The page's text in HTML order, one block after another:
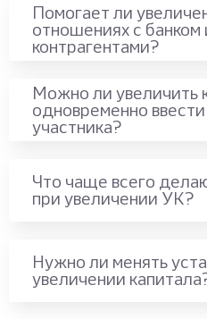
Помогает ли
отношениях с банком
контрагентами?
Можно ли увеличить
одновременно ввести
участника?
Что чаще всего
при увеличении УК?
Нужно ли менять
увеличении